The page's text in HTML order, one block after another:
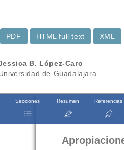
PDF
HTML full text
XML
del
artículo
B. López-Caro
de Guadalajara